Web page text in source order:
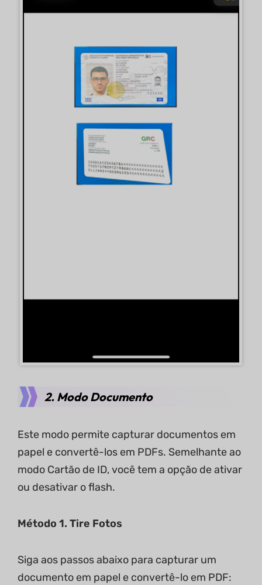
2. Modo Documento
Este modo permite capturar documentos em
papel e convertê-los em PDFs. Semelhante ao
modo Cartão de ID, você tem a opção de ativar
ou desativar o flash.
Método 1. Tire Fotos
Siga aos passos abaixo para capturar um
documento em papel e convertê-lo em PDF: